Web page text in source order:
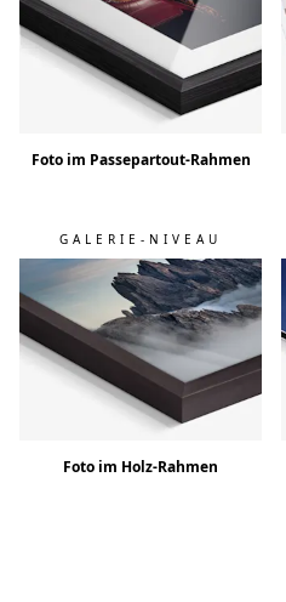
Foto im Passepartout-Rahmen
GALERIE-NIVEAU
Foto im Holz-Rahmen